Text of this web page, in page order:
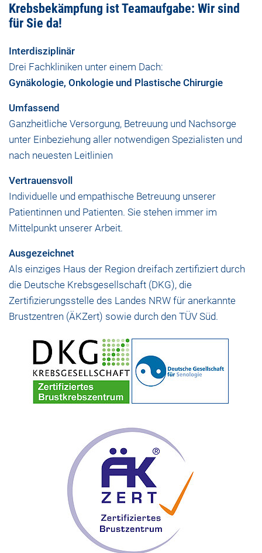
Krebsbekämpfung ist Teamaufgabe: Wir sind
für Sie da!
Interdisziplinär
Drei Fachkliniken unter einem Dach:
Gynäkologie, Onkologie und Plastische Chirurgie
Umfassend
Ganzheitliche Versorgung, Betreuung und Nachsorge
unter Einbeziehung aller notwendigen Spezialisten und
nach neuesten Leitlinien
Vertrauensvoll
Individuelle und empathische Betreuung unserer
Patientinnen und Patienten. Sie stehen immer im
Mittelpunkt unserer Arbeit.
Ausgezeichnet
Als einziges Haus der Region dreifach zertifiziert durch
die Deutsche Krebsgesellschaft (DKG), die
Zertifizierungsstelle des Landes NRW für anerkannte
Brustzentren (ÄKZert) sowie durch den TÜV Süd.